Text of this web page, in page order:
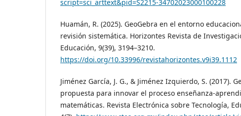
script=sci_arttext&pid=S2215-34702023000100228
Huamán, R. (2025). GeoGebra en el entorno
revisión sistemática. Horizontes Revista de
Educación, 9(39), 3194–3210.
https://doi.org/10.33996/revistahorizontes.v9i39.1112
Jiménez García, J. G., & Jiménez Izquierdo, S. (2017).
propuesta para innovar el proceso enseñanza-
matemáticas. Revista Electrónica sobre Tecnología,